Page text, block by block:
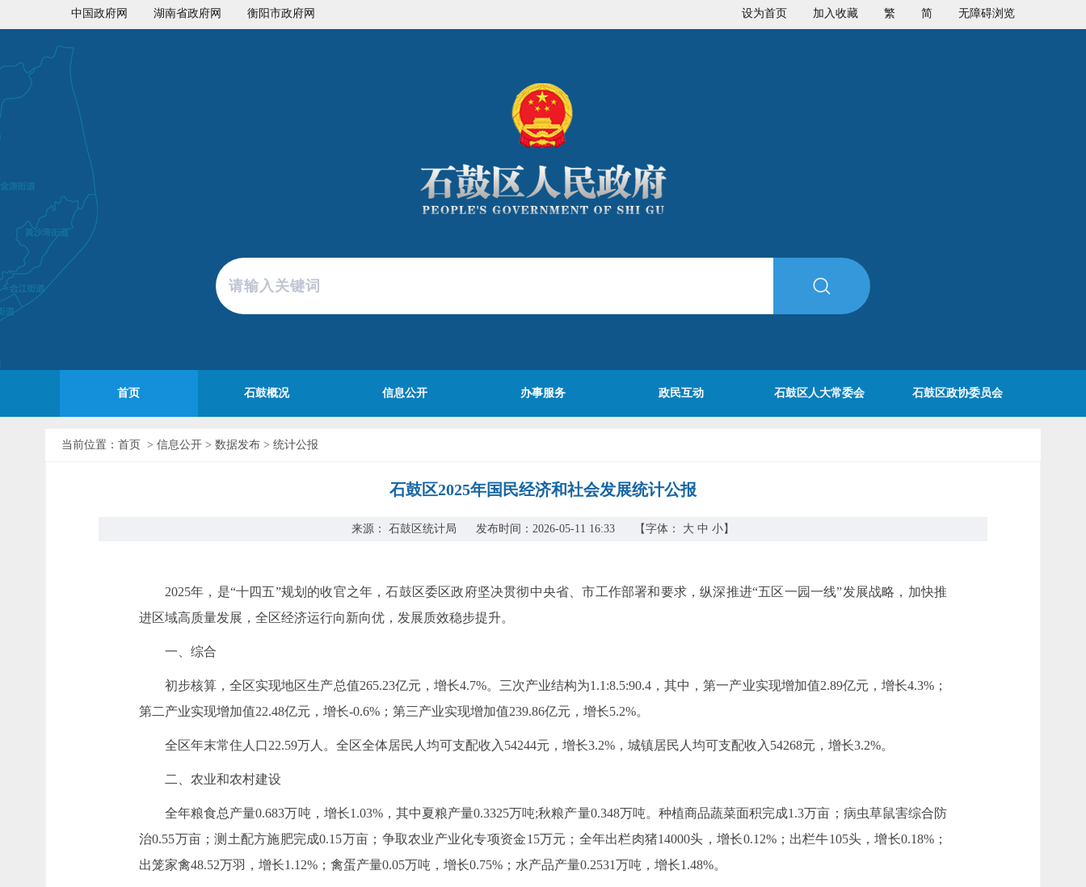
中国政府网 湖南省政府网 衡阳市政府网 设为首页 加入收藏 繁 简 无障碍浏览
首页 石鼓概况 信息公开 办事服务 政民互动 石鼓区人大常委会 石鼓区政协委员会
当前位置： 首页 > 信息公开 > 数据发布 > 统计公报
石鼓区2025年国民经济和社会发展统计公报
来源： 石鼓区统计局 发布时间：2026-05-11 16:33 【字体： 大 中 小】
2025年，是“十四五”规划的收官之年，石鼓区委区政府坚决贯彻中央省、市工作部署和要求，纵深推进“五区一园一线”发展战略，加快推
进区域高质量发展，全区经济运行向新向优，发展质效稳步提升。
一、综合
初步核算，全区实现地区生产总值265.23亿元，增长4.7%。三次产业结构为1.1:8.5:90.4，其中，第一产业实现增加值2.89亿元，增长4.3%；
第二产业实现增加值22.48亿元，增长-0.6%；第三产业实现增加值239.86亿元，增长5.2%。
全区年末常住人口22.59万人。全区全体居民人均可支配收入54244元，增长3.2%，城镇居民人均可支配收入54268元，增长3.2%。
二、农业和农村建设
全年粮食总产量0.683万吨，增长1.03%，其中夏粮产量0.3325万吨;秋粮产量0.348万吨。种植商品蔬菜面积完成1.3万亩；病虫草鼠害综合防
治0.55万亩；测土配方施肥完成0.15万亩；争取农业产业化专项资金15万元；全年出栏肉猪14000头，增长0.12%；出栏牛105头，增长0.18%；
出笼家禽48.52万羽，增长1.12%；禽蛋产量0.05万吨，增长0.75%；水产品产量0.2531万吨，增长1.48%。